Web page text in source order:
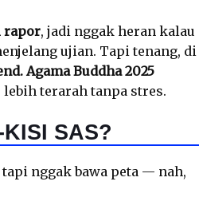
rapor, jadi nggak heran kalau
ujian. Tapi tenang, di
Agama Buddha 2025
terarah tanpa stres.
SAS?
nggak bawa peta — nah,